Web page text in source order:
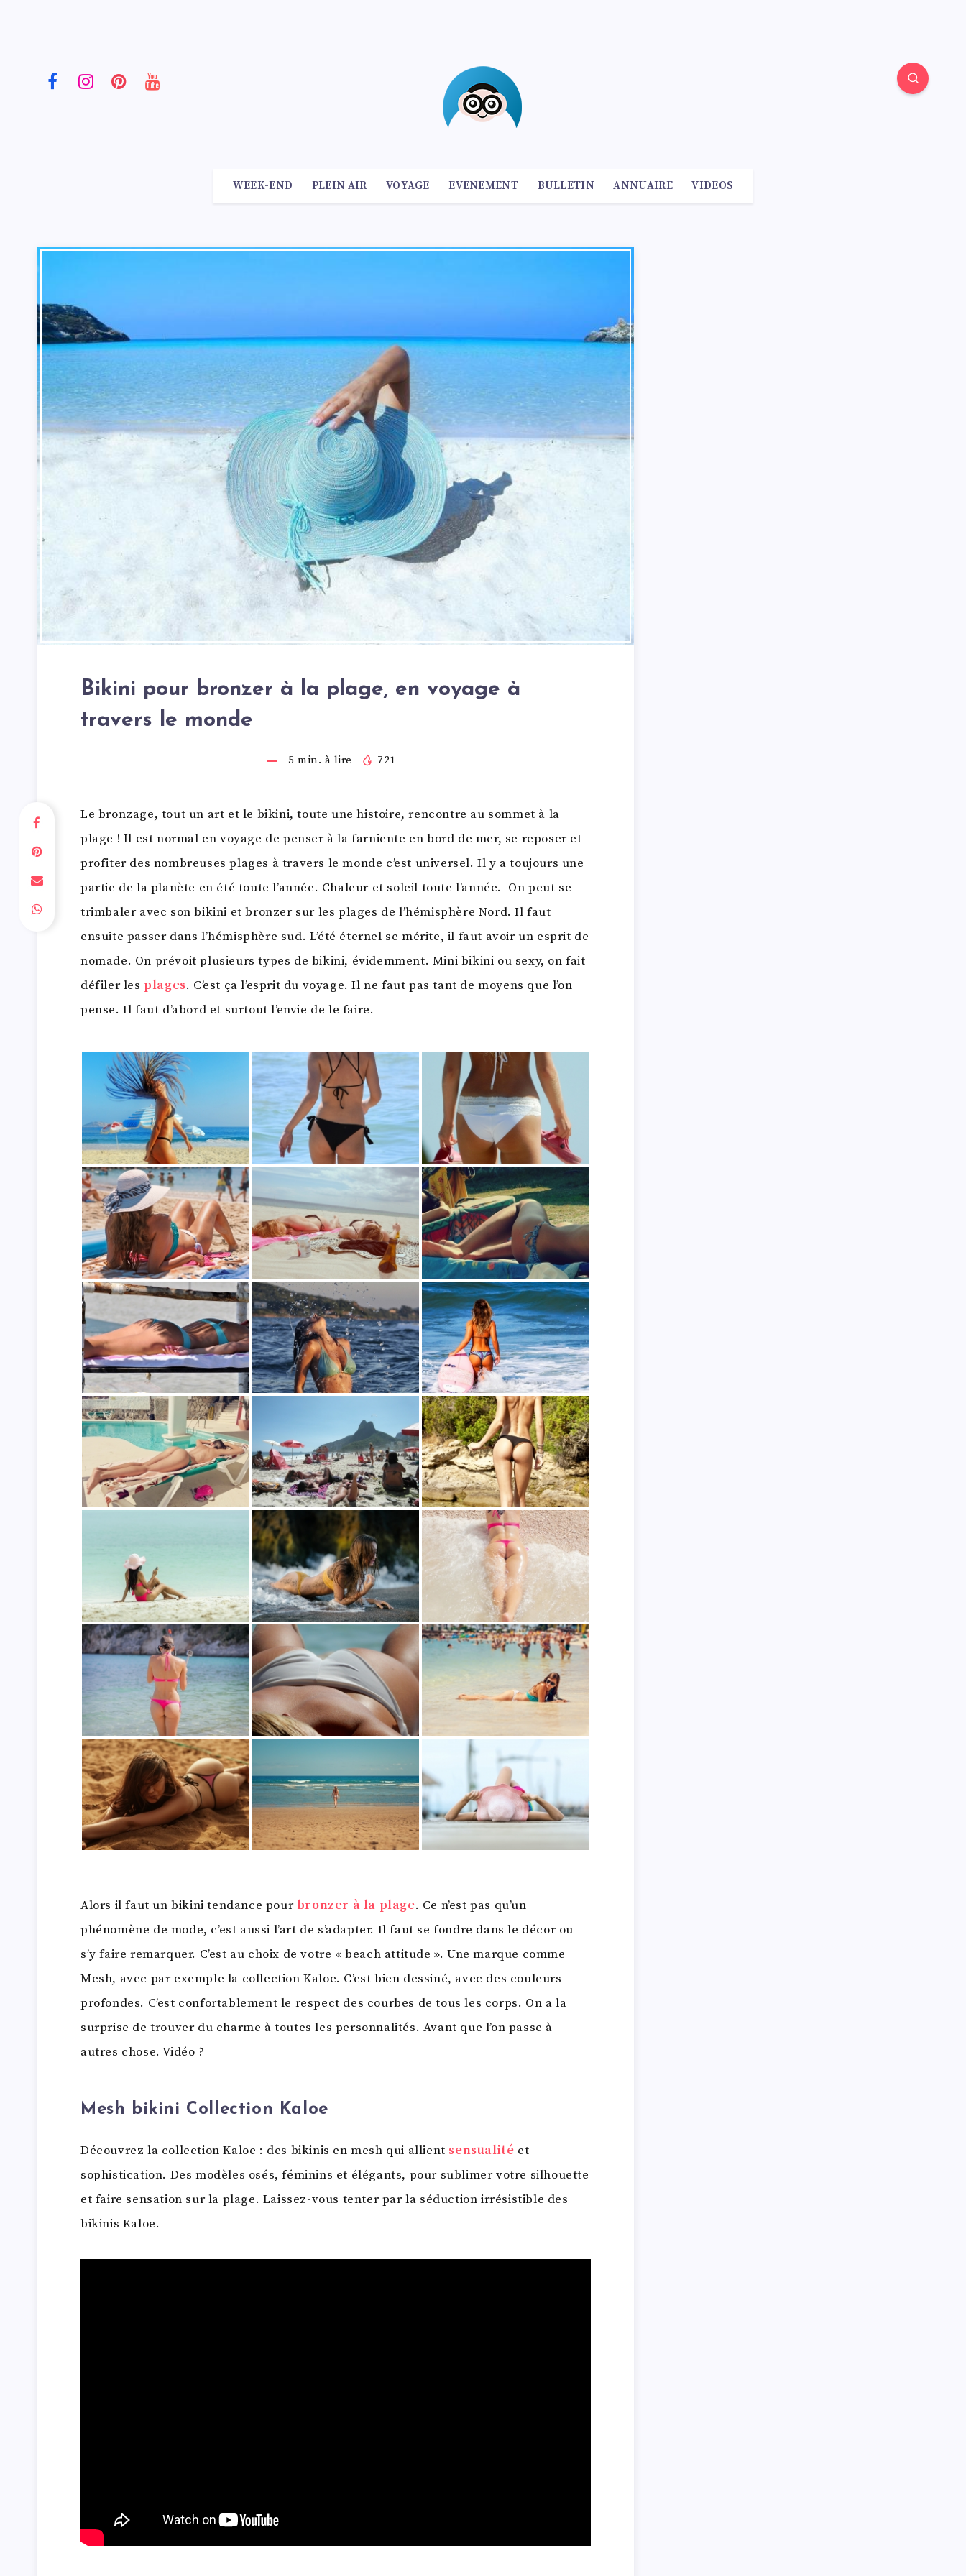
WEEK-END PLEIN AIR VOYAGE EVENEMENT BULLETIN ANNUAIRE VIDEOS
Bikini pour bronzer à la plage, en voyage à
travers le monde
5 min. à lire 721
Le bronzage, tout un art et le bikini, toute une histoire, rencontre au sommet à la
plage ! Il est normal en voyage de penser à la farniente en bord de mer, se reposer et
profiter des nombreuses plages à travers le monde c’est universel. Il y a toujours une
partie de la planète en été toute l’année. Chaleur et soleil toute l’année. On peut se
trimbaler avec son bikini et bronzer sur les plages de l’hémisphère Nord. Il faut
ensuite passer dans l’hémisphère sud. L’été éternel se mérite, il faut avoir un esprit de
nomade. On prévoit plusieurs types de bikini, évidemment. Mini bikini ou sexy, on fait
défiler les plages. C’est ça l’esprit du voyage. Il ne faut pas tant de moyens que l’on
pense. Il faut d’abord et surtout l’envie de le faire.
Alors il faut un bikini tendance pour bronzer à la plage. Ce n’est pas qu’un
phénomène de mode, c’est aussi l’art de s’adapter. Il faut se fondre dans le décor ou
s’y faire remarquer. C’est au choix de votre « beach attitude ». Une marque comme
Mesh, avec par exemple la collection Kaloe. C’est bien dessiné, avec des couleurs
profondes. C’est confortablement le respect des courbes de tous les corps. On a la
surprise de trouver du charme à toutes les personnalités. Avant que l’on passe à
autres chose. Vidéo ?
Mesh bikini Collection Kaloe
Découvrez la collection Kaloe : des bikinis en mesh qui allient sensualité et
sophistication. Des modèles osés, féminins et élégants, pour sublimer votre silhouette
et faire sensation sur la plage. Laissez-vous tenter par la séduction irrésistible des
bikinis Kaloe.